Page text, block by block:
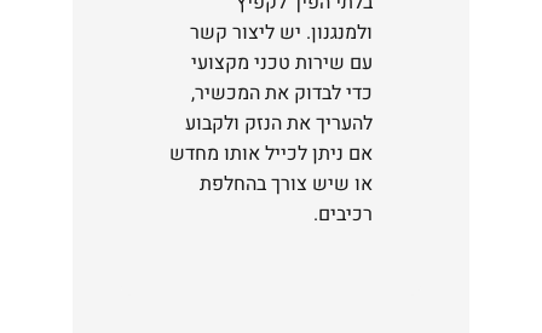
ולמנגנון. יש ליצור קשר
עם שירות טכני מקצועי
כדי לבדוק את המכשיר,
להעריך את הנזק ולקבוע
אם ניתן לכייל אותו מחדש
או שיש צורך בהחלפת
רכיבים.